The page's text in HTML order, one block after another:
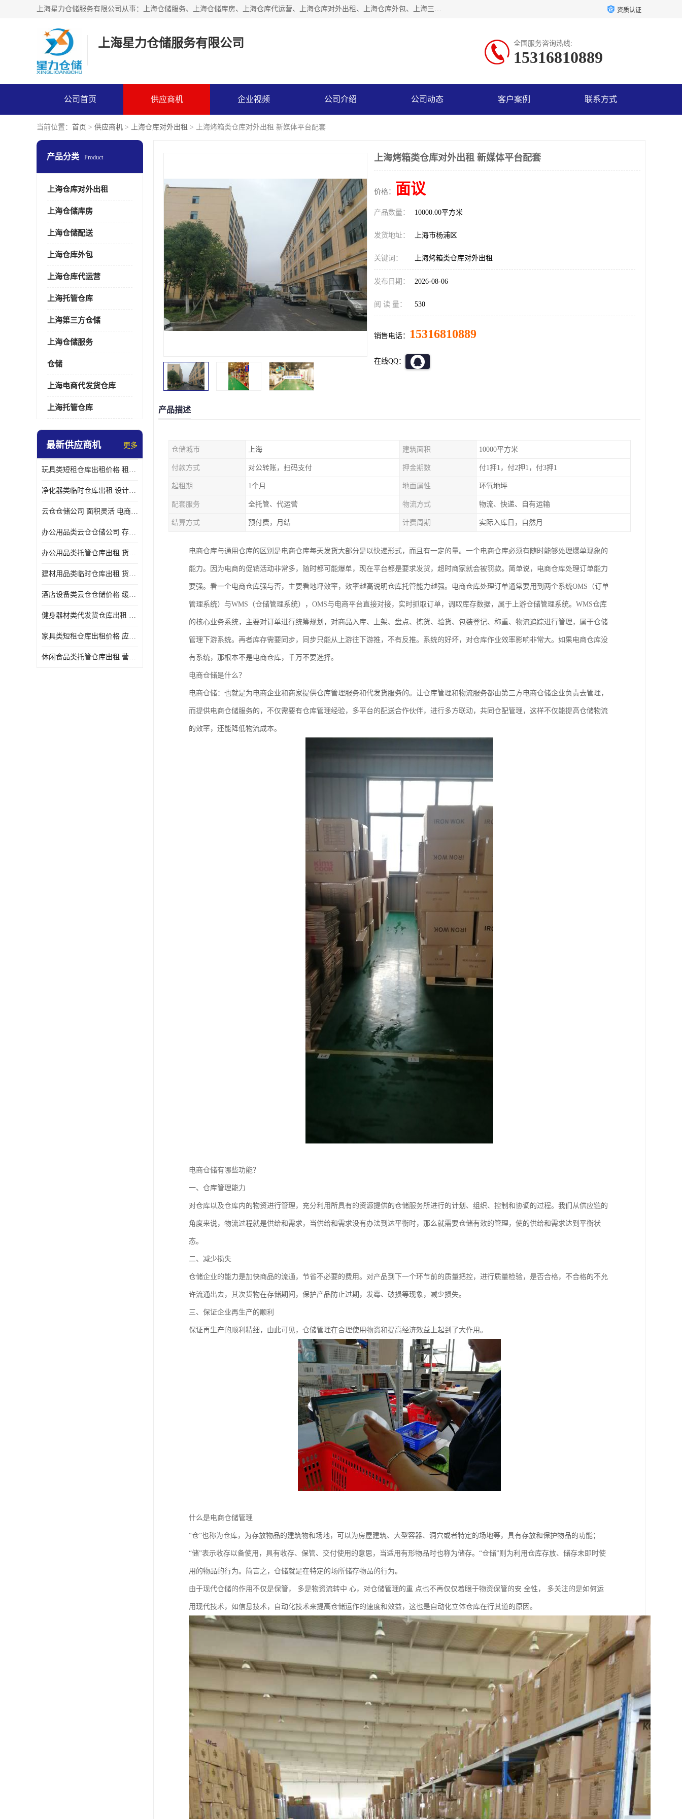
上海星力仓储服务有限公司从事：上海仓储服务、上海仓储库房、上海仓库代运营、上海仓库对外出租、上海仓库外包、上海三方仓储、上海电商仓储代发、上海电商代发货仓库、上海托管仓库、上海仓储配送。上海星力仓储服务有限公司现在拥有100个分仓、10万余平方的标准库房，精炼员工几百名，与几千家客户合作，公司已跻身上海仓储行业前列。欢迎来电咨询！ 资质认证
上海星力仓储服务有限公司 全国服务咨询热线:
15316810889
公司首页 供应商机 企业视频 公司介绍 公司动态 客户案例 联系方式
当前位置： 首页 > 供应商机 > 上海仓库对外出租 > 上海烤箱类仓库对外出租 新媒体平台配套
产品分类 Product
上海仓库对外出租
上海仓储库房
上海仓储配送
上海仓库外包
上海仓库代运营
上海托管仓库
上海第三方仓储
上海仓储服务
仓储
上海电商代发货仓库
上海托管仓库
最新供应商机 更多
玩具类短租仓库出租价格 租期灵活 智能电商配套
净化器类临时仓库出租 设计简单 电商仓储物流战略合作
云仓仓储公司 面积灵活 电商仓储物流战略合作
办公用品类云仓仓储公司 存货周转很快 电商仓储物流战略整合
办公用品类托管仓库出租 货物装卸方便 电商仓储物流战略合作
建材用品类临时仓库出租 货物装卸方便 仓储供应链配套
酒店设备类云仓仓储价格 缓解企业储存压力 智能电商配套
健身器材类代发货仓库出租 租期灵活 新媒体平台配套
家具类短租仓库出租价格 应用广泛 智能电商配套
休闲食品类托管仓库出租 营造良好环境氛围 垂直电商配套
上海烤箱类仓库对外出租 新媒体平台配套
价格： 面议
产品数量： 10000.00平方米
发货地址： 上海市杨浦区
关键词： 上海烤箱类仓库对外出租
发布日期： 2026-08-06
阅 读 量： 530
销售电话： 15316810889
在线QQ：
产品描述
仓储城市 上海 建筑面积 10000平方米
付款方式 对公转账，扫码支付 押金期数 付1押1，付2押1，付3押1
起租期 1个月 地面属性 环氧地坪
配套服务 全托管、代运营 物流方式 物流、快递、自有运输
结算方式 预付费，月结 计费周期 实际入库日，自然月
电商仓库与通用仓库的区别是电商仓库每天发货大部分是以快递形式，而且有一定的量。一个电商仓库必须有随时能够处理爆单现象的
能力。因为电商的促销活动非常多，随时都可能爆单，现在平台都是要求发货，超时商家就会被罚款。简单说，电商仓库处理订单能力
要强。看一个电商仓库强与否，主要看地坪效率，效率越高说明仓库托管能力越强。电商仓库处理订单通常要用到两个系统OMS（订单
管理系统）与WMS（仓储管理系统），OMS与电商平台直接对接，实时抓取订单，调取库存数据，属于上游仓储管理系统。WMS仓库
的核心业务系统，主要对订单进行统筹规划，对商品入库、上架、盘点、拣货、验货、包装登记、称重、物流追踪进行管理，属于仓储
管理下游系统。再者库存需要同步，同步只能从上游往下游推，不有反推。系统的好坏，对仓库作业效率影响非常大。如果电商仓库没
有系统，那根本不是电商仓库，千万不要选择。
电商仓储是什么？
电商仓储：也就是为电商企业和商家提供仓库管理服务和代发货服务的。让仓库管理和物流服务都由第三方电商仓储企业负责去管理，
而提供电商仓储服务的，不仅需要有仓库管理经验，多平台的配送合作伙伴，进行多方联动，共同仓配管理，这样不仅能提高仓储物流
的效率，还能降低物流成本。
电商仓储有哪些功能？
一、仓库管理能力
对仓库以及仓库内的物资进行管理，充分利用所具有的资源提供的仓储服务所进行的计划、组织、控制和协调的过程。我们从供应链的
角度来说，物流过程就是供给和需求，当供给和需求没有办法到达平衡时，那么就需要仓储有效的管理，使的供给和需求达到平衡状
态。
二、减少损失
仓储企业的能力是加快商品的流通，节省不必要的费用。对产品到下一个环节前的质量把控，进行质量检验，是否合格，不合格的不允
许流通出去，其次货物在存储期间，保护产品防止过期，发霉、破损等现象，减少损失。
三、保证企业再生产的顺利
保证再生产的顺利精细，由此可见，仓储管理在合理使用物资和提高经济效益上起到了大作用。
什么是电商仓储管理
“仓”也称为仓库，为存放物品的建筑物和场地，可以为房屋建筑、大型容器、洞穴或者特定的场地等，具有存放和保护物品的功能；
“储”表示收存以备使用，具有收存、保管、交付使用的意思，当适用有形物品时也称为储存。“仓储”则为利用仓库存放、储存未即时使
用的物品的行为。简言之，仓储就是在特定的场所储存物品的行为。
由于现代仓储的作用不仅是保管， 多是物资流转中 心，对仓储管理的重 点也不再仅仅着眼于物资保管的安 全性， 多关注的是如何运
用现代技术，如信息技术，自动化技术来提高仓储运作的速度和效益，这也是自动化立体仓库在行其道的原因。